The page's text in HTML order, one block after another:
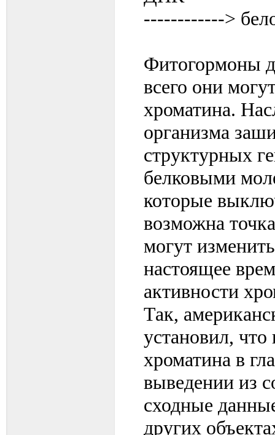
------------>
Фитогормоны
всего они
хроматина.
организма
структурных
белковыми
которые
возможна
могут
настоящее
активности
Так,
установил, что
хроматина в
выведении из
сходные
других